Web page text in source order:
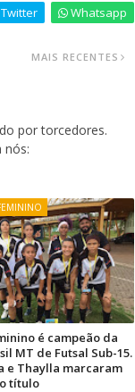
Twitter Whatsapp
MAIS RECENTES
por torcedores.
nós:
é campeão da
MT de Futsal Sub-15.
e Thaylla marcaram
título